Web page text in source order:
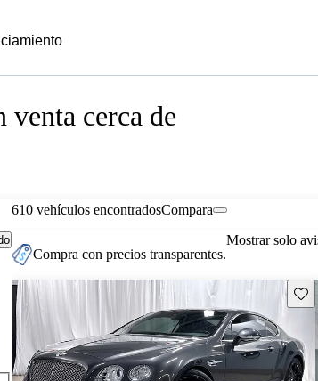
venta cerca de
610 vehículos encontradosCompara
Compra con precios transparentes.
Mostrar solo